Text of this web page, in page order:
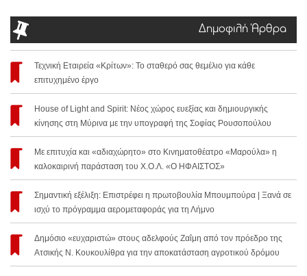
Δημοφιλή Άρθρα
Τεχνική Εταιρεία «Κρίτων»: Το σταθερό σας θεμέλιο για κάθε
επιτυχημένο έργο
House of Light and Spirit: Νέος χώρος ευεξίας και δημιουργικής
κίνησης στη Μύρινα με την υπογραφή της Σοφίας Ρουσοπούλου
Με επιτυχία και «αδιαχώρητο» στο Κινηματοθέατρο «Μαρούλα» η
καλοκαιρινή παράσταση του Χ.Ο.Λ. «Ο ΗΦΑΙΣΤΟΣ»
Σημαντική εξέλιξη: Επιστρέφει η πρωτοβουλία Μπουμπούρα | Ξανά σε
ισχύ το πρόγραμμα αερομεταφοράς για τη Λήμνο
Δημόσιο «ευχαριστώ» στους αδελφούς Ζαΐμη από τον πρόεδρο της
Ατσικής Ν. Κουκουλίθρα για την αποκατάσταση αγροτικού δρόμου